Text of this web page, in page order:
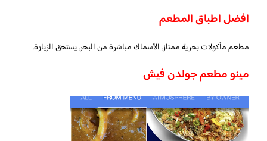
افضل اطباق المطعم
مطعم مأكولات بحرية ممتاز. الأسماك مباشرة من البحر. يستحق الزيارة.
مينو مطعم جولدن فيش